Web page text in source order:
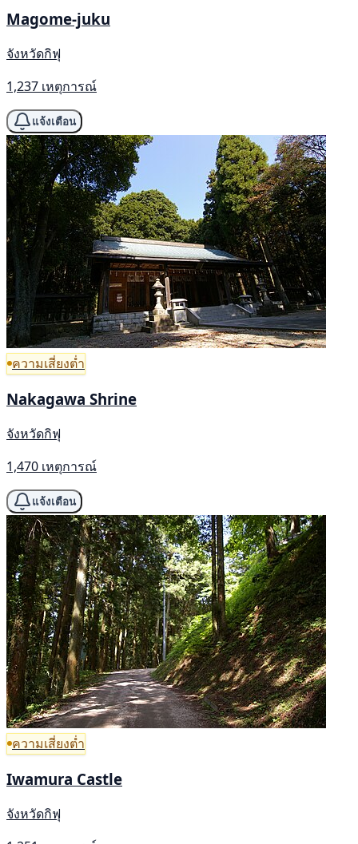
Magome-juku
จังหวัดกิฟุ
1,237 เหตุการณ์
แจ้งเตือน
ความเสี่ยงต่ำ
Nakagawa Shrine
จังหวัดกิฟุ
1,470 เหตุการณ์
แจ้งเตือน
ความเสี่ยงต่ำ
Iwamura Castle
จังหวัดกิฟุ